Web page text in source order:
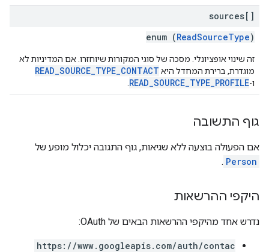
sources[]
enum (ReadSourceType)
זה שינוי אופציונלי. מסכה של סוגי המקורות שיוחזרו. אם המדיניות לא
מוגדרת, ברירת המחדל היא READ_SOURCE_TYPE_CONTACT
ו-READ_SOURCE_TYPE_PROFILE
גוף התשובה
אם הפעולה בוצעה ללא שגיאות, גוף התגובה יכלול מופע של
Person
.
היקפי ההרשאות
נדרש אחד מהיקפי ההרשאות הבאים של OAuth:
https://www.googleapis.com/auth/contac